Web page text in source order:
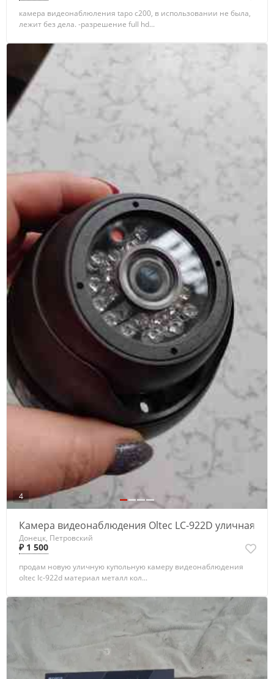
камера видеонаблюления tapo c200, в использовании не была,
лежит без дела. -разрешение full hd...
4
Камера видеонаблюдения Oltec LC-922D уличная
Донецк, Петровский
₽ 1 500
продам новую уличную купольную камеру видеонаблюдения
oltec lc-922d материал металл кол...